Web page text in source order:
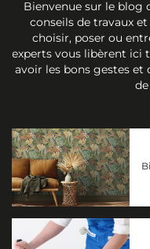
Bienvenue sur le blog
conseils de travaux
choisir, poser ou
experts vous libèrent ici
avoir les bons gestes et